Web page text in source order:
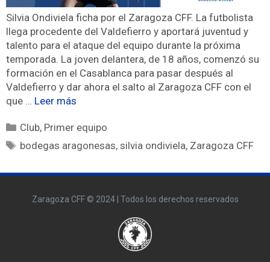
Silvia Ondiviela ficha por el Zaragoza CFF. La futbolista
llega procedente del Valdefierro y aportará juventud y
talento para el ataque del equipo durante la próxima
temporada. La joven delantera, de 18 años, comenzó su
formación en el Casablanca para pasar después al
Valdefierro y dar ahora el salto al Zaragoza CFF con el
que … Leer más
Club, Primer equipo
bodegas aragonesas,silvia ondiviela, Zaragoza CFF
Zaragoza CFF © 2024 | Todos los derechos reservados